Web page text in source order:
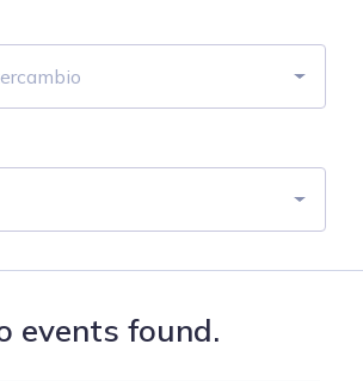
events found.